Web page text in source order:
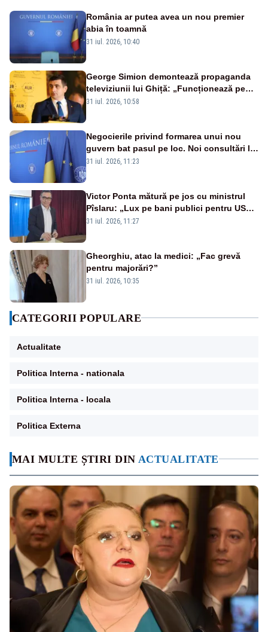
MAI MULTE ȘTIRI DIN ACTUALITATE
România ar putea avea un nou premier
abia în toamnă
31 iul. 2026, 10:40
George Simion demontează propaganda
televiziunii lui Ghiță: „Funcționează pe
miliarde luate de la români”
31 iul. 2026, 10:58
Negocierile privind formarea unui nou
guvern bat pasul pe loc. Noi consultări la
Cotroceni, așteptate după mijlocul lunii
31 iul. 2026, 11:23
Victor Ponta mătură pe jos cu ministrul
Pîslaru: „Lux pe bani publici pentru USR-
iști”
31 iul. 2026, 11:27
Gheorghiu, atac la medici: „Fac grevă
pentru majorări?”
31 iul. 2026, 10:35
CATEGORII POPULARE
Actualitate
Politica Interna - nationala
Politica Interna - locala
Politica Externa